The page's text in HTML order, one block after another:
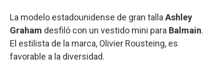
La modelo estadounidense de gran talla Ashley
Graham desfiló con un vestido mini para Balmain.
El estilista de la marca, Olivier Rousteing, es
favorable a la diversidad.